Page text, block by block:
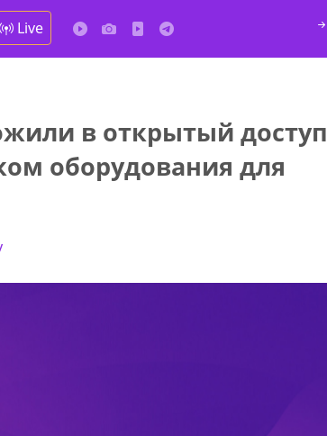
Live
в открытый доступ
оборудования для